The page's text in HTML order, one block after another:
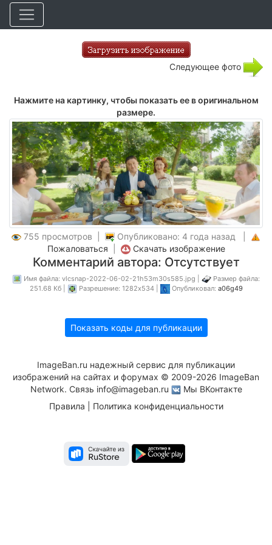
Следующее фото
Нажмите на картинку, чтобы показать ее в оригинальном
размере.
755 просмотров |
Опубликовано: 4 года назад |
Пожаловаться
Скачать изображение
Комментарий автора: Отсутствует
Имя файла: vlcsnap-2022-06-02-21h53m30s585.jpg |
Размер файла:
251.68 Кб |
Разрешение: 1282x534 | Опубликовал: a06g49
Показать коды для публикации
ImageBan.ru надежный сервис для публикации
изображений на сайтах и форумах © 2009-2026 ImageBan
Network. Связь info@imageban.ru
Мы ВКонтакте
Правила
Политика конфиденциальности